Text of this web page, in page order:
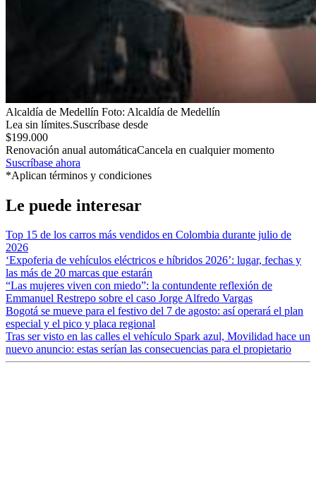
Alcaldía de Medellín Foto: Alcaldía de Medellín
Lea sin límites.Suscríbase desde
$199.000
Renovación anual automáticaCancela en cualquier momento
Suscríbase ahora
*Aplican términos y condiciones
Le puede interesar
Top 15 de los carros más vendidos en Colombia durante julio de
2026
‘Expoferia de vehículos eléctricos e híbridos 2026’: lugar, fechas y
las más de 20 marcas que estarán
“Las mujeres viven con miedo”: la contundente reflexión de
Emmanuel Restrepo sobre el caso Jorge Alfredo Vargas
Bogotá se mueve para el festivo del 7 de agosto: así operará el plan
especial y el pico y placa regional
Tras ser visto en las calles el vehículo Spark azul, Movilidad hace un
nuevo anuncio: estas serían las consecuencias para el propietario